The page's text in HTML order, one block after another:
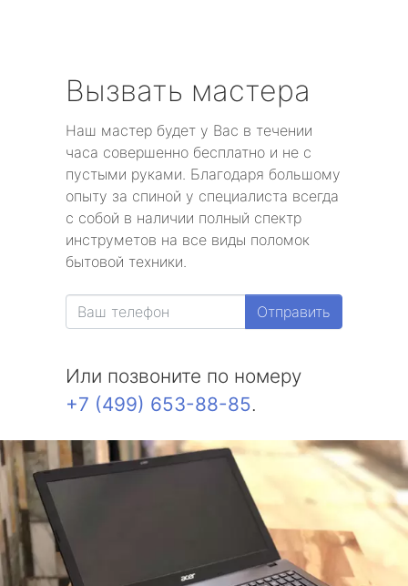
Вызвать мастера
Наш мастер будет у Вас в течении
часа совершенно бесплатно и не с
пустыми руками. Благодаря большому
опыту за спиной у специалиста всегда
с собой в наличии полный спектр
инструметов на все виды поломок
бытовой техники.
Отправить
Или позвоните по номеру
+7 (499) 653-88-85.